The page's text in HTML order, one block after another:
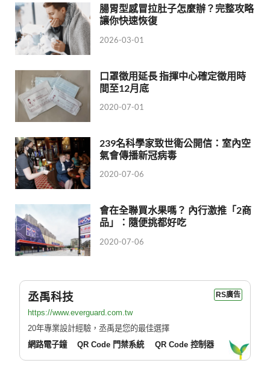
腸胃型感冒拉肚子怎麼辦？完整攻略
讓你快速恢復
2026-03-01
口罩徵用延長 指揮中心確定徵用時
間至12月底
2020-07-01
239名科學家致世衛公開信：室內空
氣會傳播新冠病毒
2020-07-06
會在全聯買水果嗎？ 內行激推「2商
品」：隨便挑都好吃
2020-07-06
丞禹科技 RS廣告
https://www.everguard.com.tw
20年專業設計經驗，丞禹是您的最佳選擇
網路電子鐘
QR Code 門禁系統 QR Code 控制器